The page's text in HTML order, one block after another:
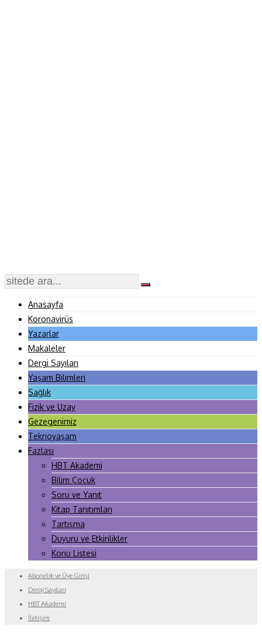
Anasayfa
Koronavirüs
Yazarlar
Makaleler
Dergi Sayıları
Yaşam Bilimleri
Sağlık
Fizik ve Uzay
Gezegenimiz
Teknoyaşam
Fazlası
HBT Akademi
Bilim Çocuk
Soru ve Yanıt
Kitap Tanıtımları
Tartışma
Duyuru ve Etkinlikler
Konu Listesi
Abonelik ve Üye Girişi
Dergi Sayıları
HBT Akademi
İletişim